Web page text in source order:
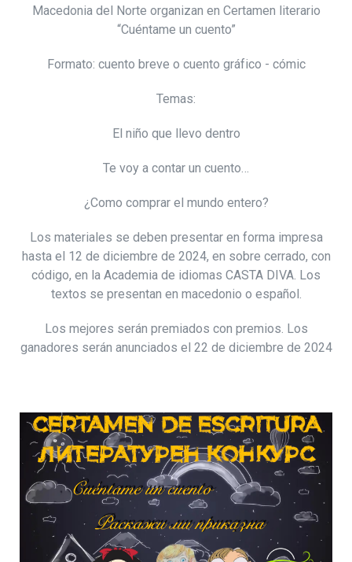
Macedonia del Norte organizan en Certamen literario
“Cuéntame un cuento”
Formato: cuento breve o cuento gráfico - cómic
Temas:
El niño que llevo dentro
Te voy a contar un cuento…
¿Como comprar el mundo entero?
Los materiales se deben presentar en forma impresa
hasta el 12 de diciembre de 2024, en sobre cerrado, con
código, en la Academia de idiomas CASTA DIVA. Los
textos se presentan en macedonio o español.
Los mejores serán premiados con premios. Los
ganadores serán anunciados el 22 de diciembre de 2024